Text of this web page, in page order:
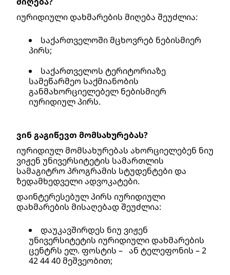
იურიდიული დახმარების მიღება შეუძლია:
საქართველოში მცხოვრებ ნებისმიერ
პირს;
საქართველოს ტერიტორიაზე
სამეწარმეო საქმიანობის
განმახორციელებელ ნებისმიერ
იურიდიულ პირს.
ვინ გაგიწევთ მომსახურებას?
იურიდიულ მომსახურებას ახორციელებენ ნიუ
ვიჟენ უნივერსიტეტის სამართლის
სამაგიტრო პროგრამის სტუდენტები და
ზედამხედველი ადვოკატები.
დაინტერესებულ პირს იურიდიული
დახმარების მისაღებად შეუძლია:
დაუკავშირდეს ნიუ ვიჟენ
უნივერსიტეტის იურიდიული დახმარების
ცენტრს ელ. ფოსტის –   ან ტელეფონის – 2
42 44 40 მეშვეობით;